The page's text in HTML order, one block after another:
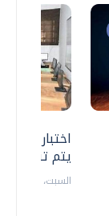
اختبارات
يتم
السبت، 18 يوليو 2026 09:22 ص